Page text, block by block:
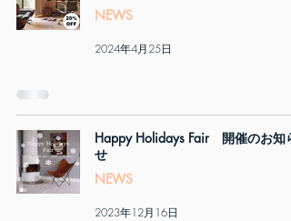
NEWS
2024年4月25日
Happy Holidays Fair 開催のお知ら
せ
NEWS
2023年12月16日